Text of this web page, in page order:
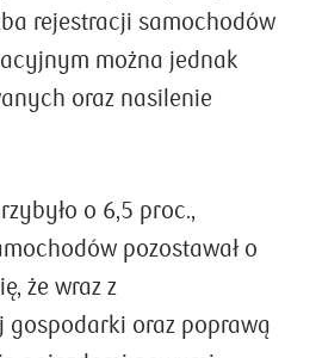
rejestracji samochodów
można jednak
oraz nasilenie
o 6,5 proc.,
pozostawał o
że wraz z
oraz poprawą